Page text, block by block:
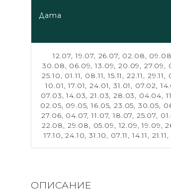
Дата
12.07,19.07, 26.07, 02.08,
30.08, 06.09,13.09,20.09, 27.09,
25.10, 01.11, 08.11,15.11, 22.11, 29.11,
10.01,17.01,24.01,31.01, 07.02,
07.03,14.03,21.03,28.03, 04.04,
02.05, 09.05,16.05,23.05, 30.05,
27.06, 04.07,11.07,18.07, 25.07,
22.08, 29.08, 05.09,12.09,19.09,
17.10,24.10,31.10, 07.11,14.11, 21.11,
ОПИСАНИЕ